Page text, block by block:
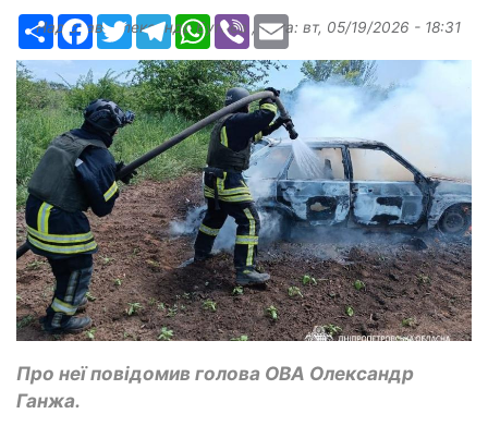
РесурсFacebook
TwitterTelegramWhatsApp
ViberEmail
Надіслав:Александр Бугаев , дата: вт, 05/19/2026 - 18:31
Про неї повідомив голова ОВА Олександр
Ганжа.